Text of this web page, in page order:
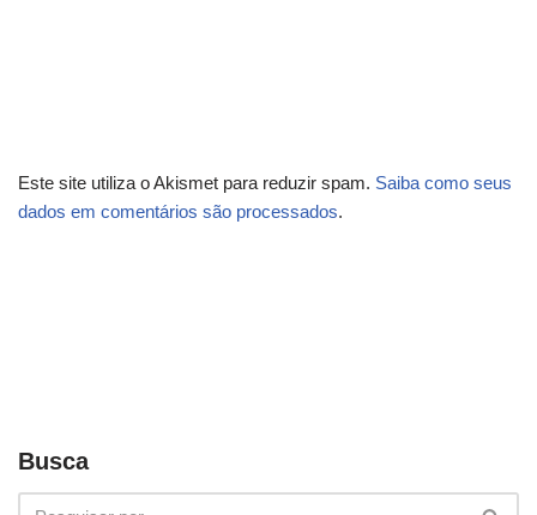
Este site utiliza o Akismet para reduzir spam. Saiba como seus
dados em comentários são processados.
Busca